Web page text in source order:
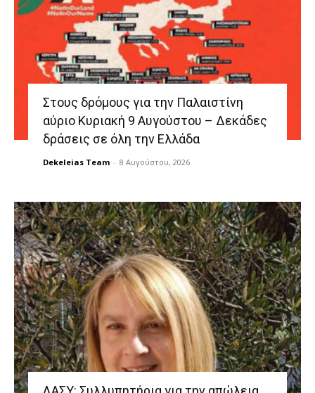
Στους δρόμους για την Παλαιστίνη
αύριο Κυριακή 9 Αυγούστου – Δεκάδες
δράσεις σε όλη την Ελλάδα
Dekeleias Team - 8 Αυγούστου, 2026